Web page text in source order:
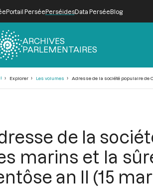
Portail PerséePerséidesData PerséeBlog
ARCHIVES
PARLEMENTAIRES
Explorer Les volumes Adresse de la société populaire de
de la
marins et la
an II (15